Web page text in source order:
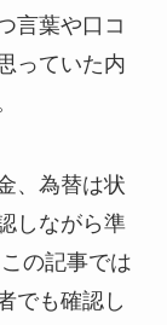
言葉や口コ
っていた内
、為替は状
しながら準
の記事では
でも確認し